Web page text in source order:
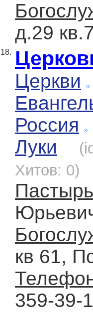
д.29
18.
Церкви
Россия
Луки
Хитов: 0)
Пастырь
кв 61,
359-39-